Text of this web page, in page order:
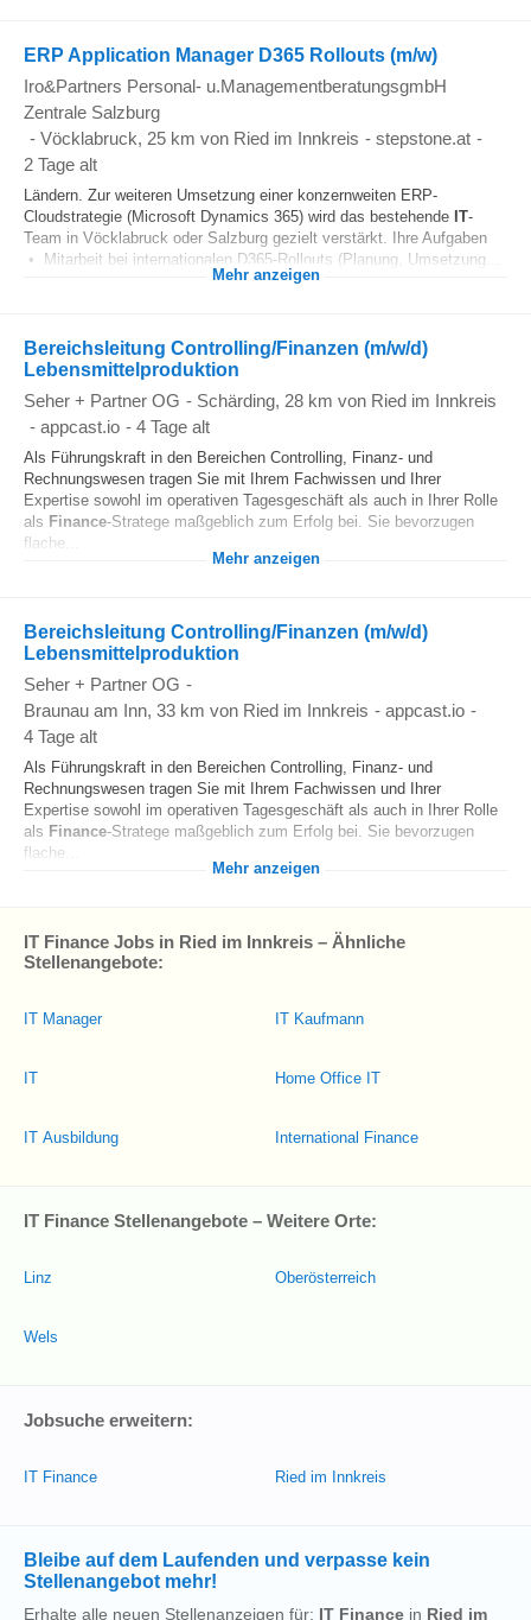
ERP Application Manager D365 Rollouts (m/w)
Iro&Partners Personal- u.ManagementberatungsgmbH
Zentrale Salzburg
- Vöcklabruck, 25 km von Ried im Innkreis - stepstone.at -
2 Tage alt
Ländern. Zur weiteren Umsetzung einer konzernweiten ERP-
Cloudstrategie (Microsoft Dynamics 365) wird das bestehende IT-
Team in Vöcklabruck oder Salzburg gezielt verstärkt. Ihre Aufgaben
• Mitarbeit bei internationalen D365-Rollouts (Planung, Umsetzung...
Mehr anzeigen
Bereichsleitung Controlling/Finanzen (m/w/d)
Lebensmittelproduktion
Seher + Partner OG - Schärding, 28 km von Ried im Innkreis
- appcast.io - 4 Tage alt
Als Führungskraft in den Bereichen Controlling, Finanz- und
Rechnungswesen tragen Sie mit Ihrem Fachwissen und Ihrer
Expertise sowohl im operativen Tagesgeschäft als auch in Ihrer Rolle
als Finance-Stratege maßgeblich zum Erfolg bei. Sie bevorzugen
flache...
Mehr anzeigen
Bereichsleitung Controlling/Finanzen (m/w/d)
Lebensmittelproduktion
Seher + Partner OG -
Braunau am Inn, 33 km von Ried im Innkreis - appcast.io -
4 Tage alt
Als Führungskraft in den Bereichen Controlling, Finanz- und
Rechnungswesen tragen Sie mit Ihrem Fachwissen und Ihrer
Expertise sowohl im operativen Tagesgeschäft als auch in Ihrer Rolle
als Finance-Stratege maßgeblich zum Erfolg bei. Sie bevorzugen
flache...
Mehr anzeigen
IT Finance Jobs in Ried im Innkreis – Ähnliche
Stellenangebote:
IT Manager
IT
IT Ausbildung
IT Kaufmann
Home Office IT
International Finance
IT Finance Stellenangebote – Weitere Orte:
Linz
Wels
Oberösterreich
Jobsuche erweitern:
IT Finance Ried im Innkreis
Bleibe auf dem Laufenden und verpasse kein
Stellenangebot mehr!
Erhalte alle neuen Stellenanzeigen für: IT Finance in Ried im